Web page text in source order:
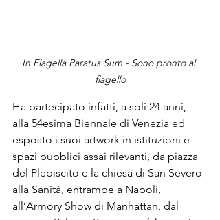
In Flagella Paratus Sum - Sono pronto al
flagello
Ha partecipato infatti, a soli 24 anni,
alla 54esima Biennale di Venezia ed
esposto i suoi artwork in istituzioni e
spazi pubblici assai rilevanti, da piazza
del Plebiscito e la chiesa di San Severo
alla Sanità, entrambe a Napoli
all’Armory Show di Manhattan , dal